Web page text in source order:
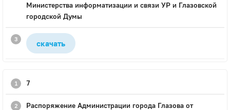
Министерства информатизации и связи УР и Глазовской
городской Думы
скачать
7
Распоряжение Администрации города Глазова от